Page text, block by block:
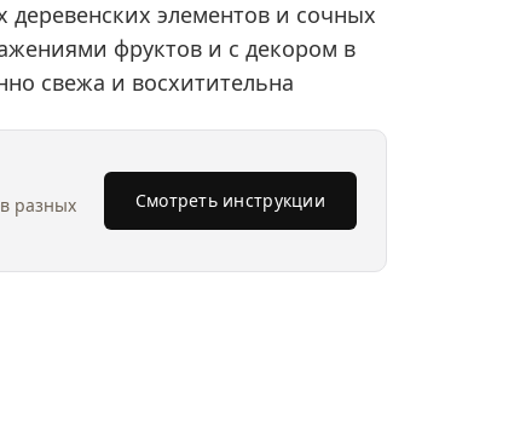
деревенских элементов и сочных
фруктов и с декором в
свежа и восхитительна
разных
Смотреть инструкции